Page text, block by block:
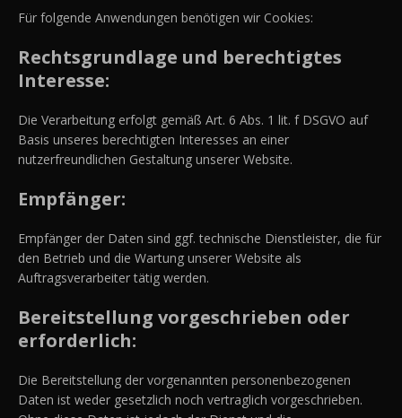
Für folgende Anwendungen benötigen wir Cookies:
Rechtsgrundlage und berechtigtes
Interesse:
Die Verarbeitung erfolgt gemäß Art. 6 Abs. 1 lit. f DSGVO auf
Basis unseres berechtigten Interesses an einer
nutzerfreundlichen Gestaltung unserer Website.
Empfänger:
Empfänger der Daten sind ggf. technische Dienstleister, die für
den Betrieb und die Wartung unserer Website als
Auftragsverarbeiter tätig werden.
Bereitstellung vorgeschrieben oder
erforderlich:
Die Bereitstellung der vorgenannten personenbezogenen
Daten ist weder gesetzlich noch vertraglich vorgeschrieben.